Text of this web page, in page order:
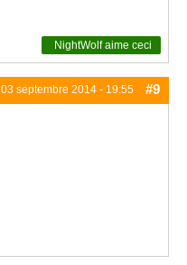
NightWolfaime ceci
03 septembre 2014 - 19:55 #9